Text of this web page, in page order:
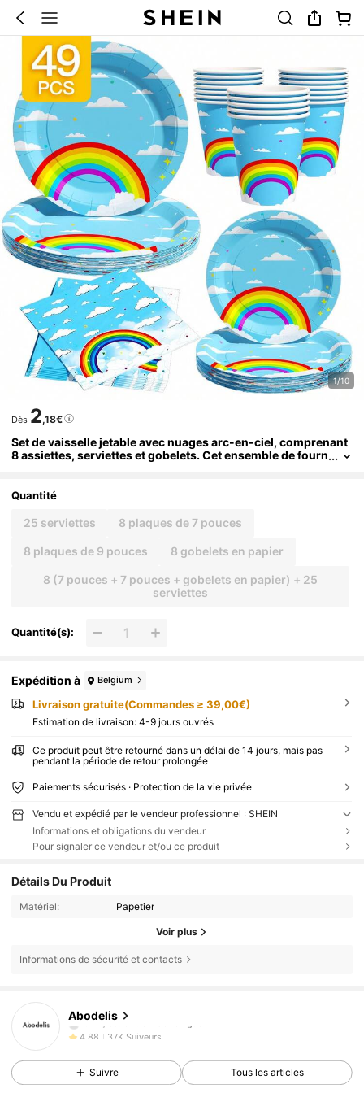
1/10
Dès 2,18€
Set de vaisselle jetable avec nuages arc-en-ciel, comprenant
8 assiettes, serviettes et gobelets. Cet ensemble de fourn
e-niques en famille.
Quantité
25 serviettes 8 plaques de 7 pouces
8 plaques de 9 pouces 8 gobelets en papier
8 (7 pouces + 7 pouces + gobelets en papier) + 25
serviettes
Quantité(s):
Expédition à Belgium
Livraison gratuite(Commandes ≥ 39,00€)
Estimation de livraison: 4-9 jours ouvrés
Ce produit peut être retourné dans un délai de 14 jours, mais pas
pendant la période de retour prolongée
Paiements sécurisés · Protection de la vie privée
Vendu et expédié par le vendeur professionnel : SHEIN
Informations et obligations du vendeur
Pour signaler ce vendeur et/ou ce produit
Détails Du Produit
Matériel: Papetier
Voir plus
Informations de sécurité et contacts
Abodelis
e***jest en train de naviguer
4,88
37K Suiveurs
4,88 37K Suiveurs
4,88 37K Suiveurs
Suivre Tous les articles